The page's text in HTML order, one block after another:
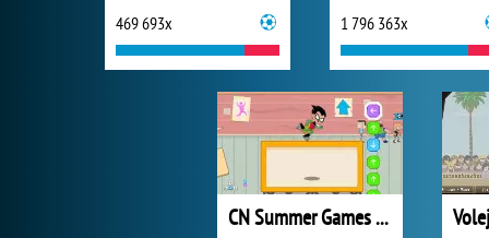
469 693x 1 796 363x
CN Summer Games 2020